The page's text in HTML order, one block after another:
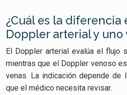
¿Cuál es la diferencia
Doppler arterial y uno
El Doppler arterial evalúa el flujo
mientras que el Doppler venoso
venas. La indicación depende de
que el médico necesita revisar.